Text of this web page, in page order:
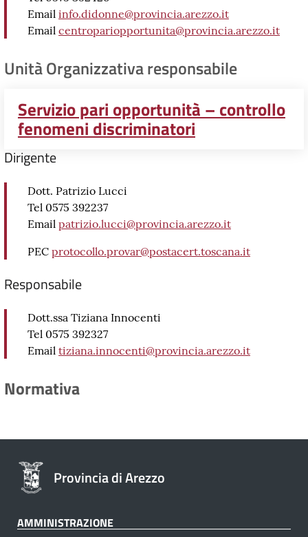
Email info.didonne@provincia.arezzo.it
Email centropariopportunita@provincia.arezzo.it
Unità Organizzativa responsabile
Servizio pari opportunità – controllo
fenomeni discriminatori
Dirigente
Dott. Patrizio Lucci
Tel 0575 392237
Email patrizio.lucci@provincia.arezzo.it
PEC protocollo.provar@postacert.toscana.it
Responsabile
Dott.ssa Tiziana Innocenti
Tel 0575 392327
Email tiziana.innocenti@provincia.arezzo.it
Normativa
Provincia di Arezzo
AMMINISTRAZIONE